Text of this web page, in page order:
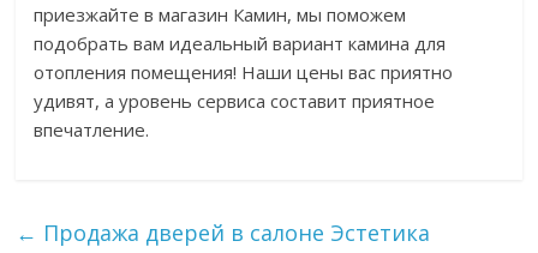
приезжайте в магазин Камин, мы поможем
подобрать вам идеальный вариант камина для
отопления помещения! Наши цены вас приятно
удивят, а уровень сервиса составит приятное
впечатление.
← Продажа дверей в салоне Эстетика